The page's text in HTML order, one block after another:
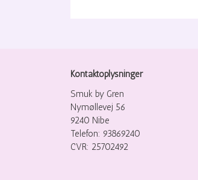
Kontaktoplysninger
Smuk by Gren
Nymøllevej 56
9240 Nibe
Telefon: 93869240
CVR: 25702492